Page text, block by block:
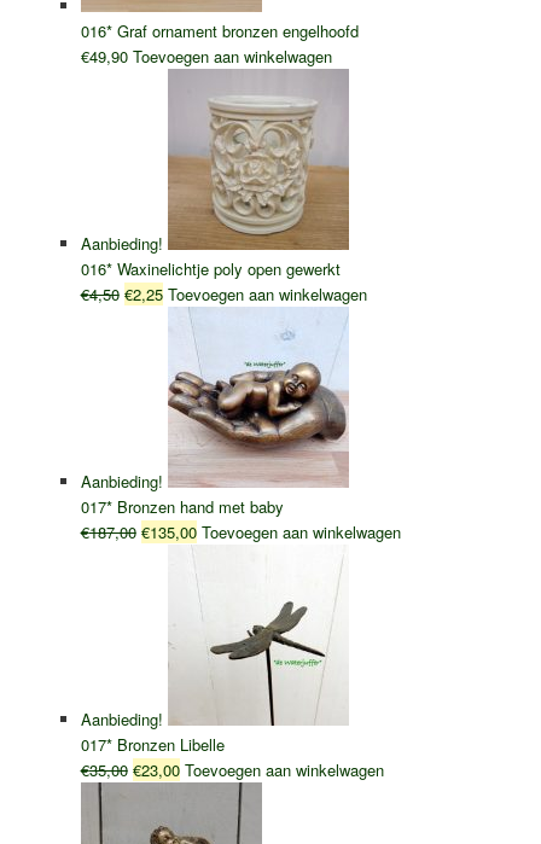
016* Graf ornament bronzen engelhoofd
€49,90 Toevoegen aan winkelwagen
Aanbieding!
016* Waxinelichtje poly open gewerkt
€4,50 Oorspronkelijke
€2,25Huidige
prijs
€2,25.
Toevoegen aan winkelwagen
Aanbieding!
017* Bronzen hand met baby
€187,00 Oorspronkelijke
€187,00.
€135,00Huidige
is:
€135,00.
Toevoegen aan winkelwagen
Aanbieding!
017* Bronzen Libelle
€35,00 Oorspronkelijke
€23,00Huidige
Toevoegen aan winkelwagen